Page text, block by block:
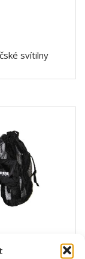
svítilny
(14)